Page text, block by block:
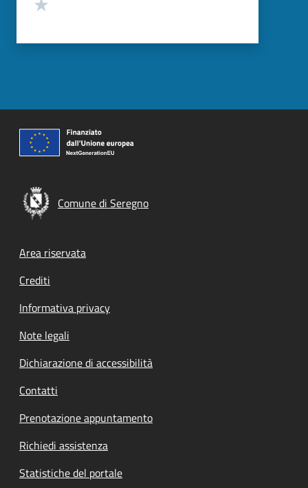
Comune di Seregno
Footer menu
Area riservata
Crediti
Informativa privacy
Note legali
Dichiarazione di accessibilità
Contatti
Prenotazione appuntamento
Richiedi assistenza
Statistiche del portale